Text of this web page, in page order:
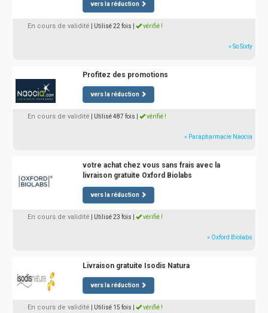
vers la réduction
En cours de validité | Utilisé 22 fois vérifié !
» So Sixty
Profitez des promotions
vers la réduction
En cours de validité | Utilisé 487 fois vérifié !
» Parapharmacie Naocia
votre achat chez vous sans frais avec la
livraison gratuite Oxford Biolabs
vers la réduction
En cours de validité | Utilisé 23 fois vérifié !
» Oxford Biolabs
Livraison gratuite Isodis Natura
vers la réduction
En cours de validité | Utilisé 15 fois vérifié !